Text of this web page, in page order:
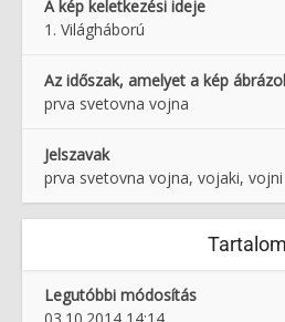
A kép keletkezési ideje
1. Világháború
Az időszak, amelyet a kép ábrázol
prva svetovna vojna
Jelszavak
prva svetovna vojna, vojaki,
Tartalom
Legutóbbi módosítás
03.10.2014 14:14